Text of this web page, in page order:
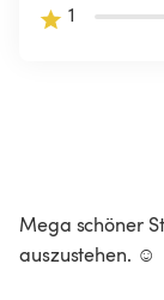
1
Mega schöner
auszustehen. ☺️